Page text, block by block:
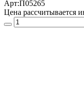
Арт:П05265
Цена рассчитывается